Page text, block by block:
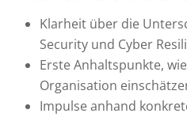
Klarheit über die
Security und Cyber
Erste Anhaltspunkte,
Organisation
Impulse anhand